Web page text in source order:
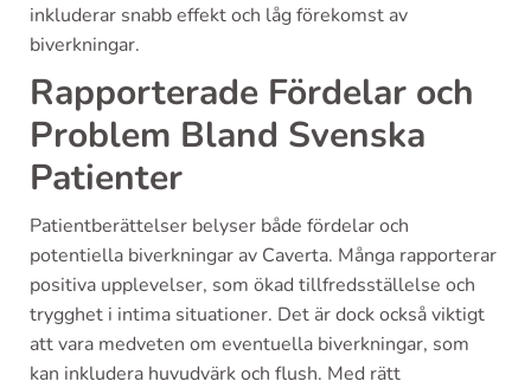
inkluderar snabb effekt och låg förekomst av
biverkningar.
Rapporterade Fördelar och
Problem Bland Svenska
Patienter
Patientberättelser belyser både fördelar och
potentiella biverkningar av Caverta. Många rapporterar
positiva upplevelser, som ökad tillfredsställelse och
trygghet i intima situationer. Det är dock också viktigt
att vara medveten om eventuella biverkningar, som
kan inkludera huvudvärk och flush. Med rätt